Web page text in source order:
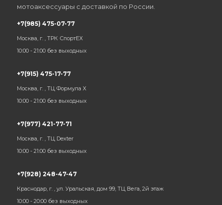
мотоаксессуары с доставкой по России.
+7(985) 475-07-77
Москва, г. , ТРК СпортЕХ
10:00 - 21:00 без выходных
+7(915) 475-17-77
Москва, г. , ТЦ Формула Х
10:00 - 21:00 без выходных
+7(977) 421-77-71
Москва, г. , ТЦ Dexter
10:00 - 21:00 без выходных
+7(928) 248-47-47
Краснодар, г. , ул. Уральская, дом 99, ТЦ Вега, 2й этаж
10:00 - 20:00 без выходных